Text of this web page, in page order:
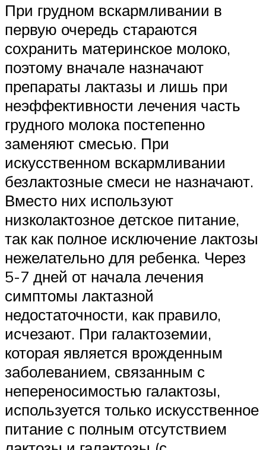
При грудном вскармливании в
первую очередь стараются
сохранить материнское молоко,
поэтому вначале назначают
препараты лактазы и лишь при
неэффективности лечения часть
грудного молока постепенно
заменяют смесью. При
искусственном вскармливании
безлактозные смеси не назначают.
Вместо них используют
низколактозное детское питание,
так как полное исключение лактозы
нежелательно для ребенка. Через
5-7 дней от начала лечения
симптомы лактазной
недостаточности, как правило,
исчезают. При галактоземии,
которая является врожденным
заболеванием, связанным с
непереносимостью галактозы,
используется только искусственное
питание с полным отсутствием